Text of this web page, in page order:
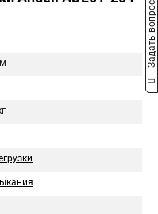
Задать вопрос